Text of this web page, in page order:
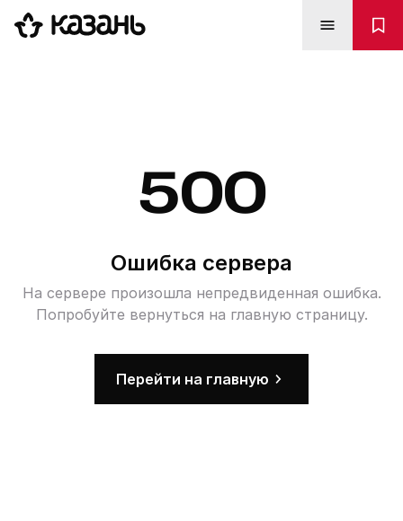
500
Ошибка сервера
На сервере произошла непредвиденная ошибка.
Попробуйте вернуться на главную страницу.
Перейти на главную